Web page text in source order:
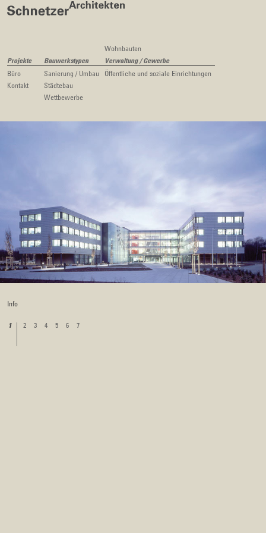
Projekte Bauwerkstypen
Wohnbauten
Verwaltung / Gewerbe
Öffentliche und soziale Einrichtungen
Sanierung / Umbau
Städtebau
Wettbewerbe
Büro
Kontakt
Info
1 2 3 4 5 6 7